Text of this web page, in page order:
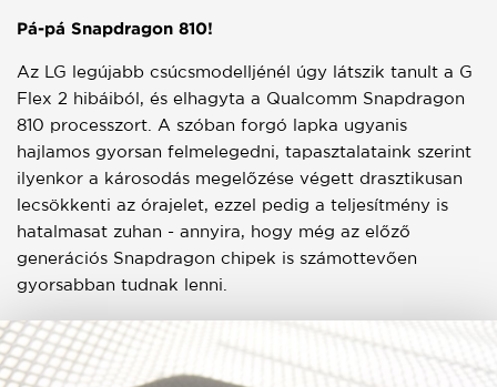
Pá-pá Snapdragon 810!
Az LG legújabb csúcsmodelljénél úgy látszik tanult a G
Flex 2 hibáiból, és elhagyta a Qualcomm Snapdragon
810 processzort. A szóban forgó lapka ugyanis
hajlamos gyorsan felmelegedni, tapasztalataink szerint
ilyenkor a károsodás megelőzése végett drasztikusan
lecsökkenti az órajelet, ezzel pedig a teljesítmény is
hatalmasat zuhan - annyira, hogy még az előző
generációs Snapdragon chipek is számottevően
gyorsabban tudnak lenni.